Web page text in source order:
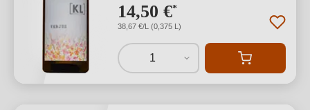
14,50 €*
38,67 €/L (0,375 L)
1